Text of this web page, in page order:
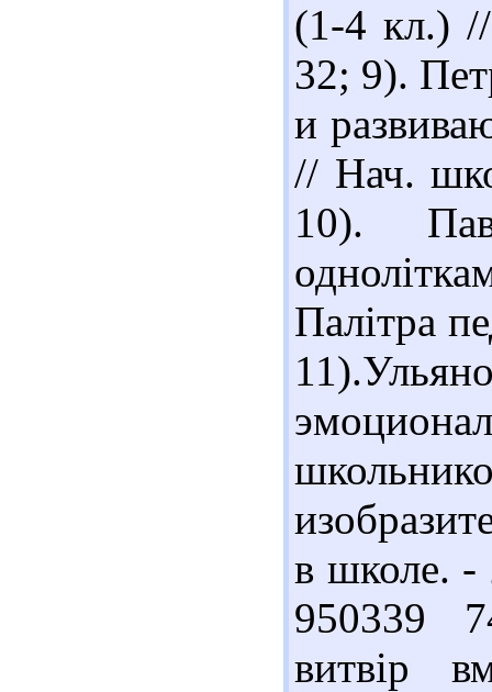
(1-4 кл.)
32; 9).
и
// Нач.
10).
Палітра
в школе.
950339
витвір